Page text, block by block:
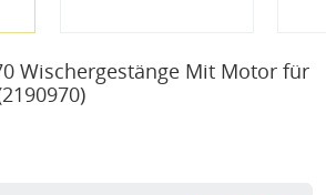
Wischergestänge Mit Motor für